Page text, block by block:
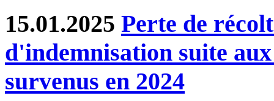
15.01.2025 Perte de
d'indemnisation suite
survenus en 2024